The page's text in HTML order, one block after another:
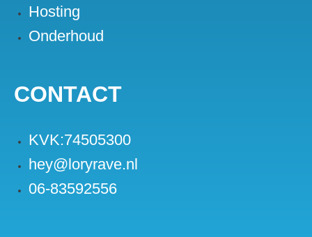
Hosting
Onderhoud
CONTACT
KVK:74505300
hey@loryrave.nl
06-83592556